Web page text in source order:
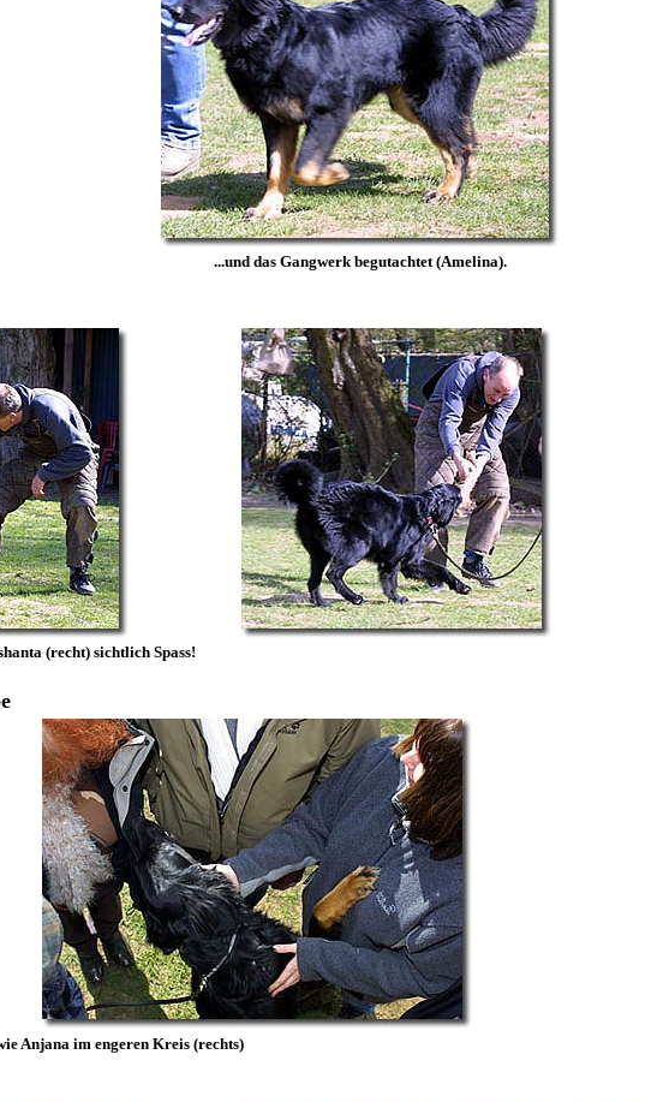
...und das Gangwerk begutachtet (Amelina).
(recht) sichtlich Spass!
Anjana im engeren Kreis (rechts)